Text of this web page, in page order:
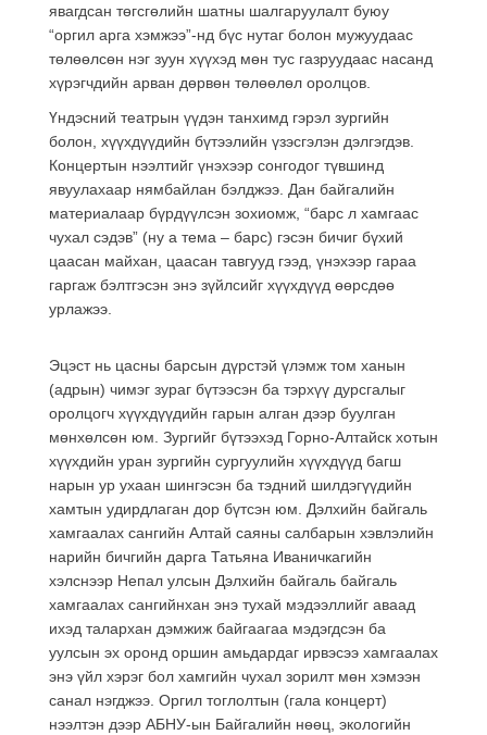
явагдсан төгсгөлийн шатны шалгаруулалт буюу
“оргил арга хэмжээ”-нд бүс нутаг болон мужуудаас
төлөөлсөн нэг зуун хүүхэд мөн тус газруудаас насанд
хүрэгчдийн арван дөрвөн төлөөлөл оролцов.
Үндэсний театрын үүдэн танхимд гэрэл зургийн
болон, хүүхдүүдийн бүтээлийн үзэсгэлэн дэлгэгдэв.
Концертын нээлтийг үнэхээр сонгодог түвшинд
явуулахаар нямбайлан бэлджээ. Дан байгалийн
материалаар бүрдүүлсэн зохиомж, “барс л хамгаас
чухал сэдэв” (ну а тема – барс) гэсэн бичиг бүхий
цаасан майхан, цаасан тавгууд гээд, үнэхээр гараа
гаргаж бэлтгэсэн энэ зүйлсийг хүүхдүүд өөрсдөө
урлажээ.
Эцэст нь цасны барсын дүрстэй үлэмж том ханын
(адрын) чимэг зураг бүтээсэн ба тэрхүү дурсгалыг
оролцогч хүүхдүүдийн гарын алган дээр буулган
мөнхөлсөн юм. Зургийг бүтээхэд Горно-Алтайск хотын
хүүхдийн уран зургийн сургуулийн хүүхдүүд багш
нарын ур ухаан шингэсэн ба тэдний шилдэгүүдийн
хамтын удирдлаган дор бүтсэн юм. Дэлхийн байгаль
хамгаалах сангийн Алтай саяны салбарын хэвлэлийн
нарийн бичгийн дарга Татьяна Иваничкагийн
хэлснээр Непал улсын Дэлхийн байгаль байгаль
хамгаалах сангийнхан энэ тухай мэдээллийг аваад
ихэд талархан дэмжиж байгаагаа мэдэгдсэн ба
уулсын эх оронд оршин амьдардаг ирвэсээ хамгаалах
энэ үйл хэрэг бол хамгийн чухал зорилт мөн хэмээн
санал нэгджээ. Оргил тоглолтын (гала концерт)
нээлтэн дээр АБНУ-ын Байгалийн нөөц, экологийн